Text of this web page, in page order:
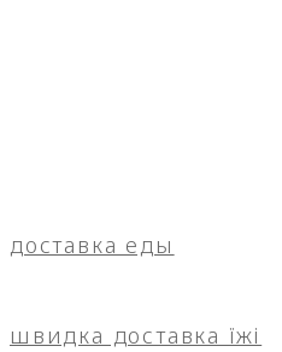
доставка еды
швидка доставка їжі